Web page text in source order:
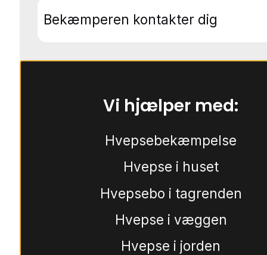
Bekæmperen kontakter dig
Vi hjælper med:
Hvepsebekæmpelse
Hvepse i huset
Hvepsebo i tagrenden
Hvepse i væggen
Hvepse i jorden